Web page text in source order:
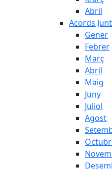
Abril
Acords
Gener
Febrer
Març
Abril
Maig
Juny
Juliol
Agost